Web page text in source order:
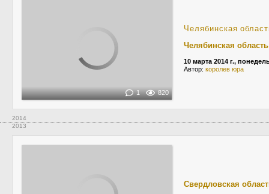
1 820
Челябинская
Челябинская область
10 марта 2014 г.,
Автор: королев юра
2014
2013
Свердловская